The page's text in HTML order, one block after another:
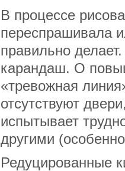
В процессе
переспрашивала
правильно
карандаш. О
«тревожная
отсутствуют
испытывает
другими
Редуцированные